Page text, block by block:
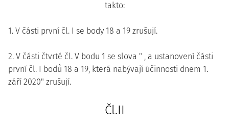
takto:
1. V části první čl. I se body 18 a 19 zrušují.
2. V části čtvrté čl. V bodu 1 se slova " , a ustanovení části
první čl. I bodů 18 a 19, která nabývají účinnosti dnem 1.
září 2020" zrušují.
Čl.II